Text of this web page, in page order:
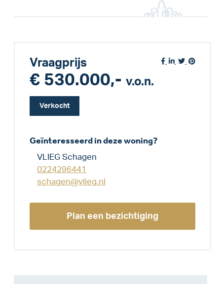
Vraagprijs
€ 530.000,- v.o.n.
Verkocht
Geïnteresseerd in deze woning?
VLIEG Schagen
0224296441
schagen@vlieg.nl
Plan een bezichtiging